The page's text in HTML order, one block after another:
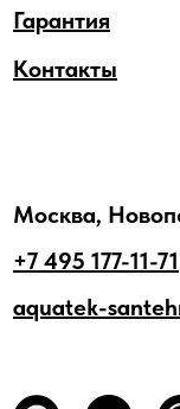
Гарантия
Контакты
Москва,
+7 495 177-11-71
aquatek-